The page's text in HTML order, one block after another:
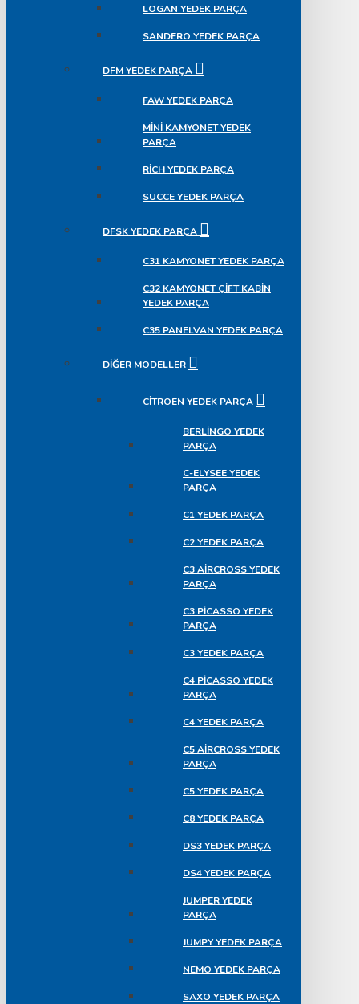
LOGAN YEDEK PARÇA
SANDERO YEDEK PARÇA
DFM YEDEK PARÇA
FAW YEDEK PARÇA
MINI KAMYONET YEDEK
PARÇA
RICH YEDEK PARÇA
SUCCE YEDEK PARÇA
DFSK YEDEK PARÇA
C31 KAMYONET YEDEK PARÇA
C32 KAMYONET ÇIFT KABIN
YEDEK PARÇA
C35 PANELVAN YEDEK PARÇA
DIĞER MODELLER
CITROEN YEDEK PARÇA
BERLINGO YEDEK
PARÇA
C-ELYSEE YEDEK
PARÇA
C1 YEDEK PARÇA
C2 YEDEK PARÇA
C3 AIRCROSS YEDEK
PARÇA
C3 PICASSO YEDEK
PARÇA
C3 YEDEK PARÇA
C4 PICASSO YEDEK
PARÇA
C4 YEDEK PARÇA
C5 AIRCROSS YEDEK
PARÇA
C5 YEDEK PARÇA
C8 YEDEK PARÇA
DS3 YEDEK PARÇA
DS4 YEDEK PARÇA
JUMPER YEDEK
PARÇA
JUMPY YEDEK PARÇA
NEMO YEDEK PARÇA
SAXO YEDEK PARÇA